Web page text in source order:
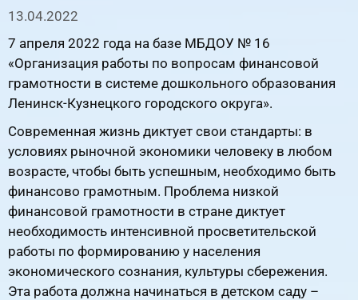
13.04.2022
7 апреля 2022 года на базе МБДОУ № 16
«Организация работы по вопросам финансовой
грамотности в системе дошкольного образования
Ленинск-Кузнецкого городского округа».
Современная жизнь диктует свои стандарты: в
условиях рыночной экономики человеку в любом
возрасте, чтобы быть успешным, необходимо быть
финансово грамотным. Проблема низкой
финансовой грамотности в стране диктует
необходимость интенсивной просветительской
работы по формированию у населения
экономического сознания, культуры сбережения.
Эта работа должна начинаться в детском саду –